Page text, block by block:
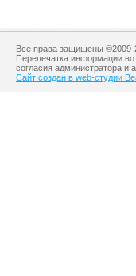
Все права защищены ©2009-
Перепечатка информации
согласия администратора и
Сайт создан в web-студии